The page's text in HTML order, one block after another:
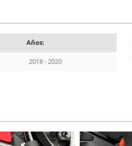
Años:
2018 - 2020